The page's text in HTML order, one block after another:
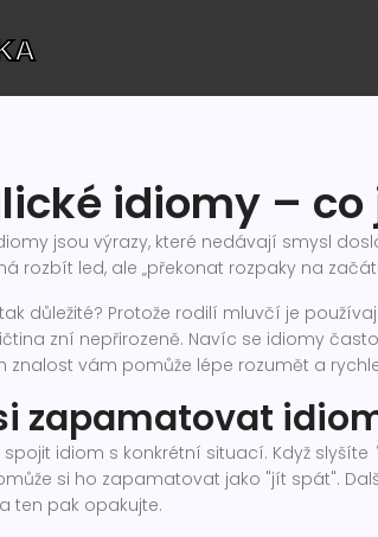
idiomy – co
jsou výrazy, které nedávají smysl
rozbít led, ale „překonat rozpaky na
důležité? Protože rodilí mluvčí je
zní nepřirozeně. Navíc se idiomy
znalost vám pomůže lépe rozumět a
zapamatovat
spojit idiom s konkrétní situací. Když slyšíte
si ho zapamatovat jako "jít spát".
ten pak opakujte.